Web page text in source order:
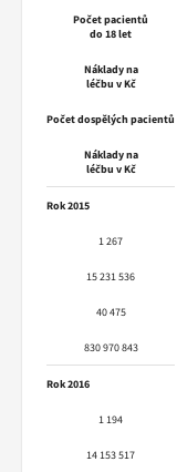
Počet pacientů
do 18 let
Náklady na
léčbu v Kč
Počet dospělých pacientů
Náklady na
léčbu v Kč
Rok 2015
1 267
15 231 536
40 475
830 970 843
Rok 2016
1 194
14 153 517